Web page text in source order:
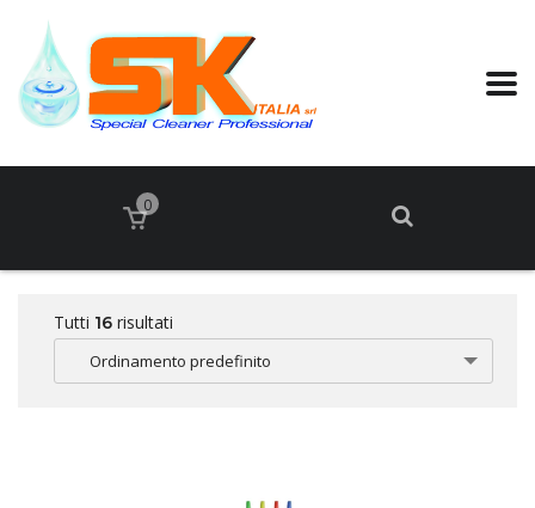
0
Tutti 16 risultati
Ordinamento predefinito